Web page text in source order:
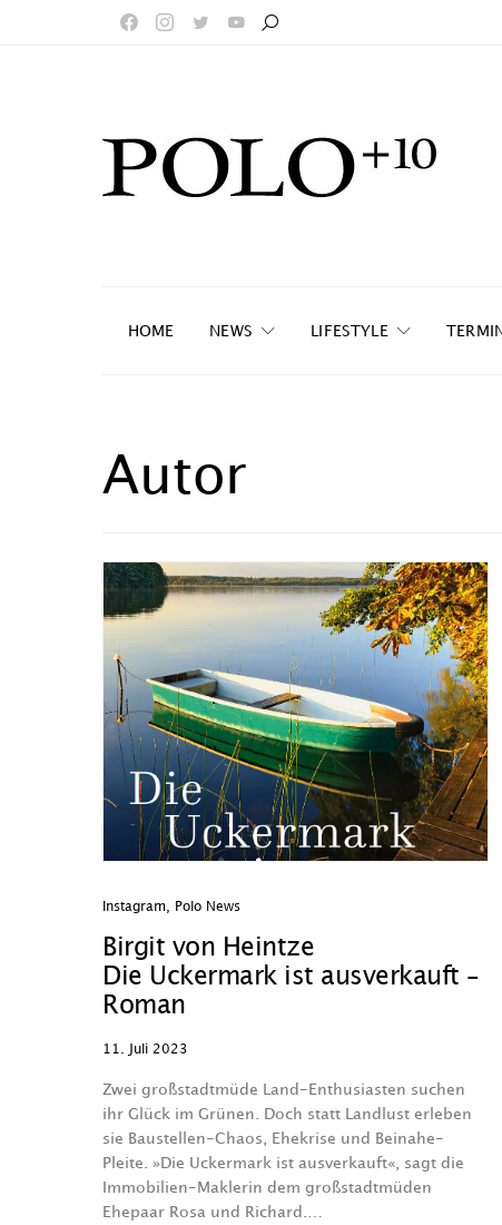
HOME NEWS LIFESTYLE
Autor
Instagram Polo News
Birgit von Heintze
Die Uckermark ist ausverkauft –
Roman
11. Juli 2023
Zwei großstadtmüde Land-Enthusiasten suchen
ihr Glück im Grünen. Doch statt Landlust erleben
sie Baustellen-Chaos, Ehekrise und Beinahe-
Pleite. »Die Uckermark ist ausverkauft«, sagt die
Immobilien-Maklerin dem großstadtmüden
Ehepaar Rosa und Richard.…